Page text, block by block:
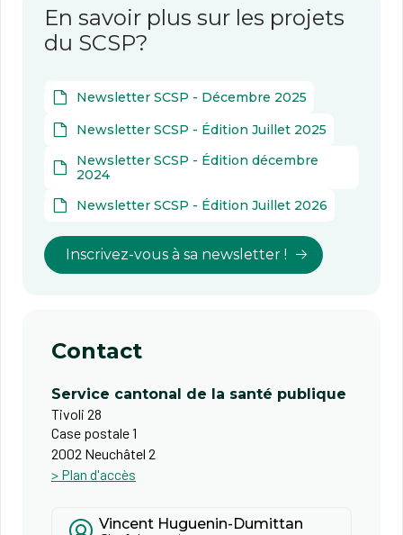
En savoir plus sur les projets
du SCSP?
Newsletter SCSP - Décembre 2025
Newsletter SCSP - Édition Juillet 2025
Newsletter SCSP - Édition décembre
2024
Newsletter SCSP - Édition Juillet 2026
Inscrivez-vous à sa newsletter !
Contact
Service cantonal de la santé publique
Tivoli 28
Case postale 1
2002 Neuchâtel 2
> Plan d'accès
Vincent Huguenin-Dumittan